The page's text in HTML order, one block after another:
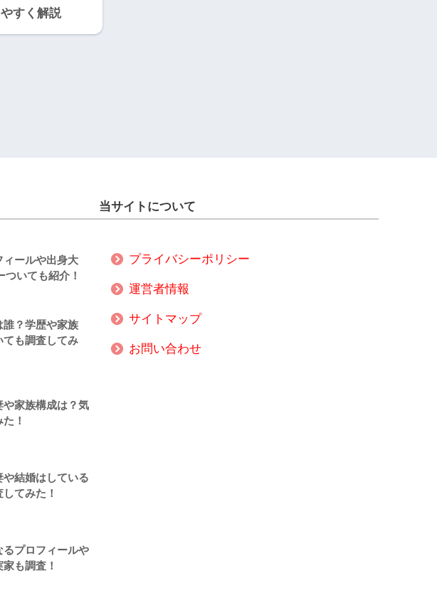
すく解説
ィールや出身大
いても紹介！
誰？学歴や家族
ても調査してみ
や家族構成は？気
！
結婚はしている
てみた！
プロフィールや
も調査！
当サイトについて
プライバシーポリシー
運営者情報
サイトマップ
お問い合わせ